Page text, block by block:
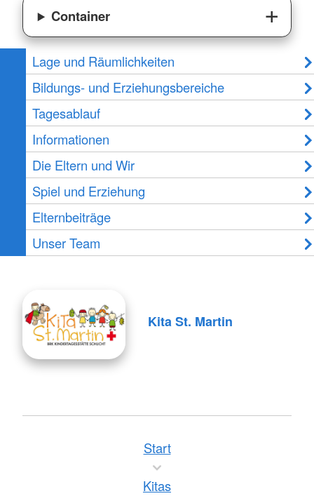
Container
Lage und Räumlichkeiten
Bildungs- und Erziehungsbereiche
Tagesablauf
Informationen
Die Eltern und Wir
Spiel und Erziehung
Elternbeiträge
Unser Team
Kita St. Martin
Start
Kitas